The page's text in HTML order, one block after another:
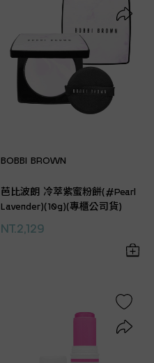
BOBBI BROWN
芭比波朗 冷萃紫蜜粉餅(#Pearl
Lavender)(10g)(專櫃公司貨)
NT.2,129